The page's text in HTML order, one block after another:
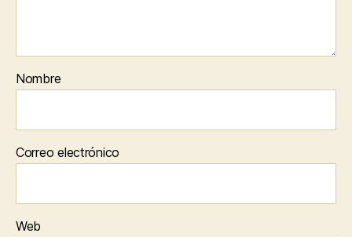
Nombre
Correo electrónico
Web